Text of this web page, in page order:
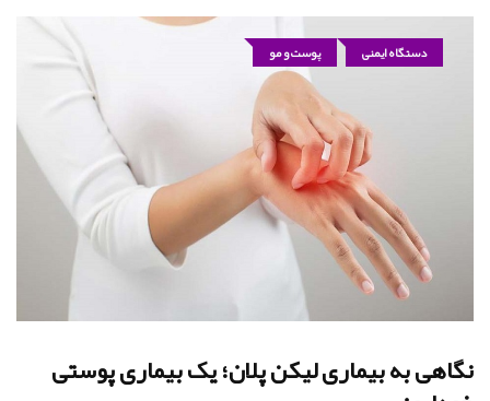
دستگاه ایمنی پوست و مو
نگاهی به بیماری لیکن پلان؛ یک بیماری پوستی